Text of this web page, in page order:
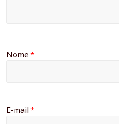
Nome*
E-mail*